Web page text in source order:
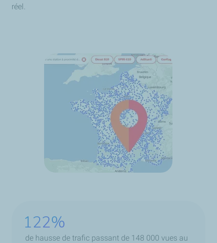
réel.
122%
de hausse de trafic passant de 148 000 vues au